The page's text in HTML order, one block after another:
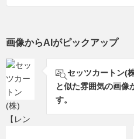
画像からAIがピックアップ
セッツカートン(
と似た雰囲気の画像
す。